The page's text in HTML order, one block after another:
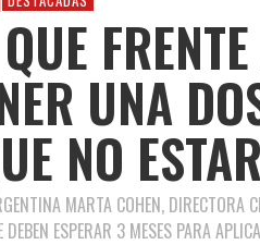
UNA
NO
MARTA COHEN, DIRECTORA
ESPERAR 3 MESES PARA